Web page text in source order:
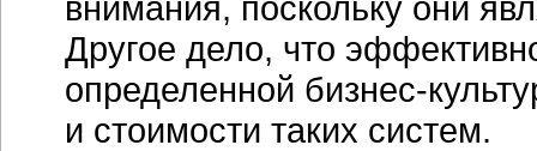
Другое дело, что
определенной бизнес-
и стоимости таких систем.